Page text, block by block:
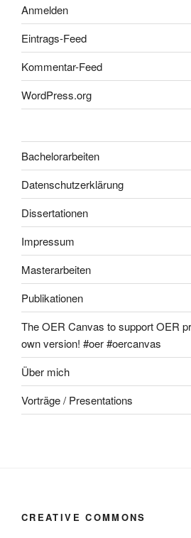
Anmelden
Eintrags-Feed
Kommentar-Feed
WordPress.org
Bachelorarbeiten
Datenschutzerklärung
Dissertationen
Impressum
Masterarbeiten
Publikationen
The OER Canvas to support OER
own version! #oer #oercanvas
Über mich
Vorträge / Presentations
CREATIVE COMMONS